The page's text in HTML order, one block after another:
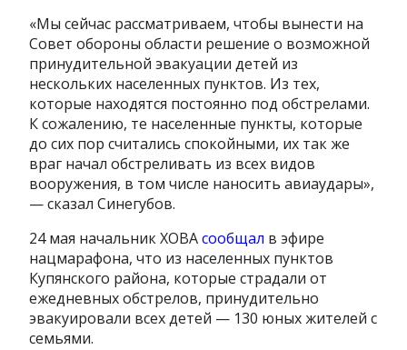
«Мы сейчас рассматриваем, чтобы вынести на
Совет обороны области решение о возможной
принудительной эвакуации детей из
нескольких населенных пунктов. Из тех,
которые находятся постоянно под обстрелами.
К сожалению, те населенные пункты, которые
до сих пор считались спокойными, их так же
враг начал обстреливать из всех видов
вооружения, в том числе наносить авиаудары»,
— сказал Синегубов.
24 мая начальник ХОВАсообщал в эфире
нацмарафона, что из населенных пунктов
Купянского района, которые страдали от
ежедневных обстрелов, принудительно
эвакуировали всех детей — 130 юных жителей с
семьями.